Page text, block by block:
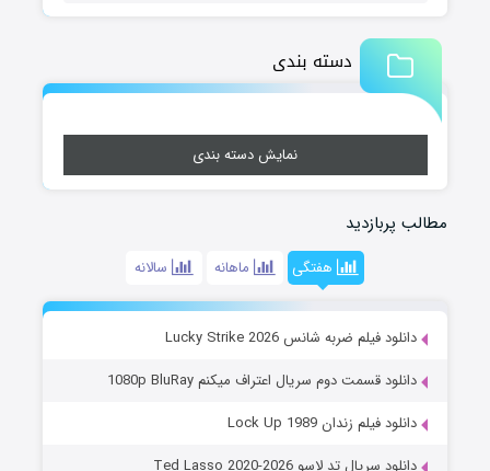
دسته بندی
نمایش دسته بندی
مطالب پربازدید
هفتگی ماهانه سالانه
دانلود فیلم ضربه شانس Lucky Strike 2026
دانلود قسمت دوم سریال اعتراف میکنم 1080p BluRay
دانلود فیلم زندان Lock Up 1989
دانلود سریال تد لاسو Ted Lasso 2020-2026